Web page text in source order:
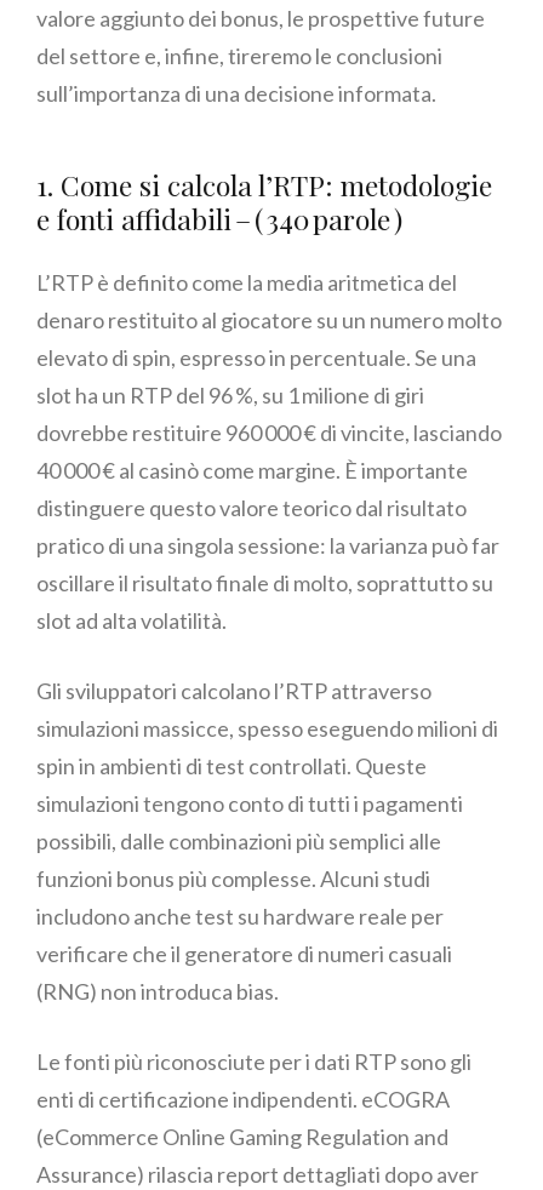
valore aggiunto dei bonus, le prospettive future
del settore e, infine, tireremo le conclusioni
sull’importanza di una decisione informata.
1. Come si calcola l’RTP: metodologie
e fonti affidabili – ( 340 parole )
L’RTP è definito come la media aritmetica del
denaro restituito al giocatore su un numero molto
elevato di spin, espresso in percentuale. Se una
slot ha un RTP del 96 %, su 1 milione di giri
dovrebbe restituire 960 000 € di vincite, lasciando
40 000 € al casinò come margine. È importante
distinguere questo valore teorico dal risultato
pratico di una singola sessione: la varianza può far
oscillare il risultato finale di molto, soprattutto su
slot ad alta volatilità.
Gli sviluppatori calcolano l’RTP attraverso
simulazioni massicce, spesso eseguendo milioni di
spin in ambienti di test controllati. Queste
simulazioni tengono conto di tutti i pagamenti
possibili, dalle combinazioni più semplici alle
funzioni bonus più complesse. Alcuni studi
includono anche test su hardware reale per
verificare che il generatore di numeri casuali
(RNG) non introduca bias.
Le fonti più riconosciute per i dati RTP sono gli
enti di certificazione indipendenti. eCOGRA
(eCommerce Online Gaming Regulation and
Assurance) rilascia report dettagliati dopo aver